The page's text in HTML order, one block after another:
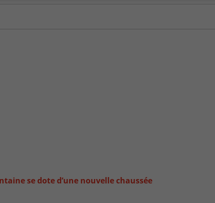
se dote d’une nouvelle chaussée